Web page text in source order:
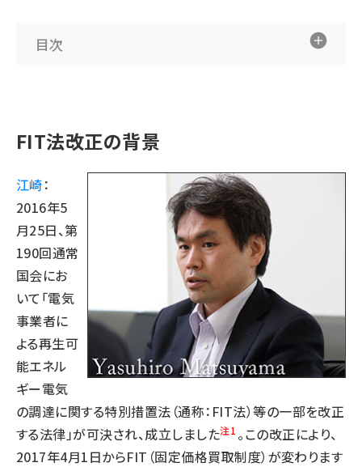
目次
FIT法改正の背景
江崎：
2016年5
月25日、第
190回通常
国会にお
いて「電気
事業者に
よる再生可
能エネル
ギー電気
の調達に関する特別措置法（通称：FIT法）等の一部を改正
する法律」が可決され、成立しました注1 。この改正により、
2017年4月1日からFIT（固定価格買取制度）が変わります